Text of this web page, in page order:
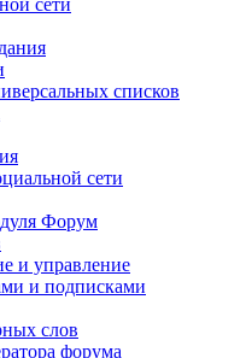
сети
списков
сети
Форум
и управление
и подписками
слов
форума